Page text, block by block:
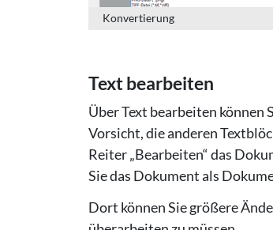
Konvertierung
Text bearbeiten
Über Text bearbeiten können
Vorsicht, die anderen
Reiter „Bearbeiten“ das
Sie das Dokument als
Dort können Sie größere